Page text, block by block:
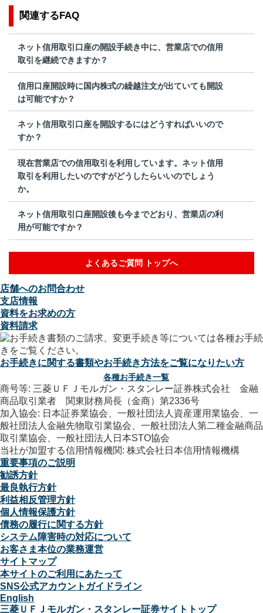
関連するFAQ
ネット信用取引口座の開設手続き中に、営業店での信用
取引を継続できますか？
信用口座開設時に国内株式の繰越注文が出ていても開設
は可能ですか？
ネット信用取引口座を開設するにはどうすればいいので
すか？
現在営業店での信用取引を利用しています。ネット信用
取引を利用したいのですがどうしたらいいのでしょう
か。
ネット信用取引口座開設後も今までどおり、営業店の利
用が可能ですか？
よくあるご質問 トップへ
店舗へのお問合わせ
支店情報
資料をお求めの方
資料請求
お手続きに関する書類やお手続き方法をご覧になりたい方
各種お手続き一覧
商号等: 三菱ＵＦＪモルガン・スタンレー証券株式会社 金融
商品取引業者 関東財務局長（金商）第2336号
加入協会: 日本証券業協会、一般社団法人資産運用業協会、一
般社団法人金融先物取引業協会、一般社団法人第二種金融商品
取引業協会、一般社団法人日本STO協会
当社が加盟する信用情報機関: 株式会社日本信用情報機構
重要事項のご説明
勧誘方針
最良執行方針
利益相反管理方針
個人情報保護方針
債務の履行に関する方針
システム障害時の対応について
お客さま本位の業務運営
サイトマップ
本サイトのご利用にあたって
SNS公式アカウントガイドライン
English
三菱ＵＦＪモルガン・スタンレー証券サイトトップ